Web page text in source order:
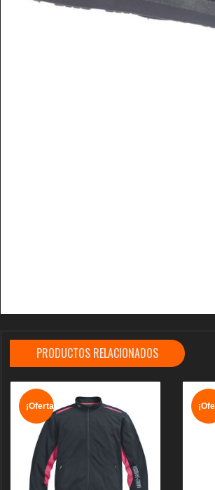
PRODUCTOS RELACIONADOS
¡Oferta!